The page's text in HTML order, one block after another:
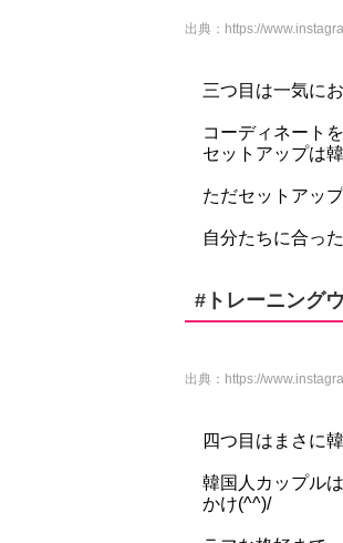
出典： https://
三つ目は一気に
コーディネート
セットアップは
ただセットアッ
自分たちに合っ
#トレーニング
出典： https://
四つ目はまさに
韓国人カップル
かけ(^^)/